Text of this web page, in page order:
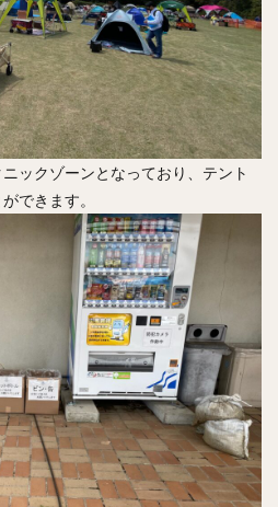
ックゾーンとなっており、テント
できます。